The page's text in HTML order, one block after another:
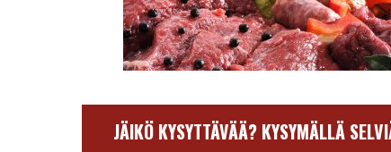
JÄIKÖ KYSYTTÄVÄÄ? KYSYMÄLLÄ